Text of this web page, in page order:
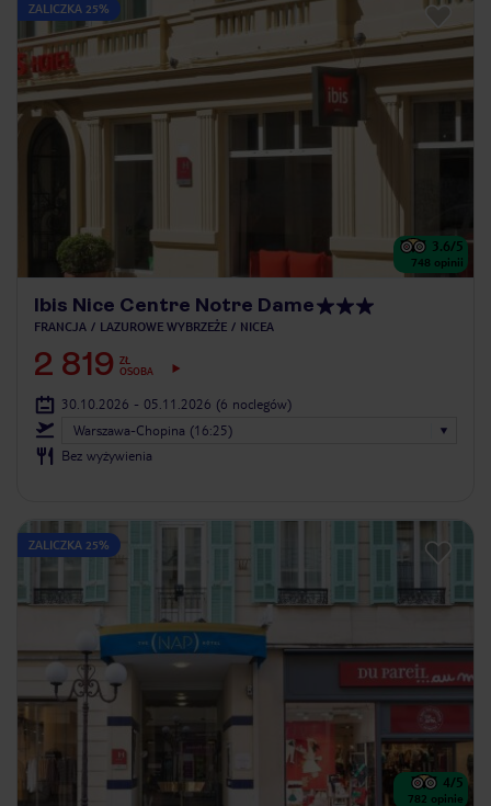
ZALICZKA 25%
3.6/5
748 opinii
Ibis Nice Centre Notre Dame
FRANCJA LAZUROWE WYBRZEŻE NICEA
2 819 ZŁ
OSOBA
30.10.2026 - 05.11.2026 (6 noclegów)
Warszawa-Chopina (16:25)
Bez wyżywienia
ZALICZKA 25%
4/5
782 opinie